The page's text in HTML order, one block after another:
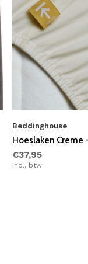
Beddinghouse
Hoeslaken Creme
€37,95
Incl. btw